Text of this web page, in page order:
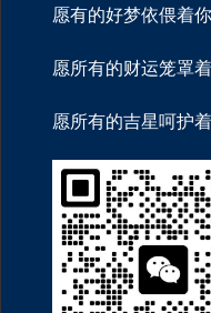
愿有的好梦依偎着
愿所有的财运笼罩
愿所有的吉星呵护